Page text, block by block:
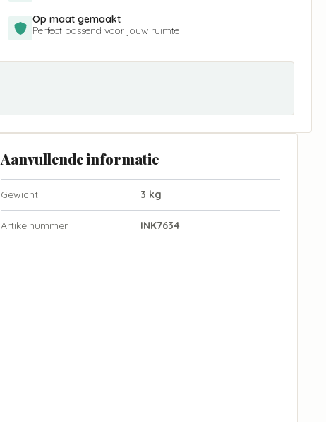
Op maat gemaakt
Perfect passend voor jouw ruimte
Aanvullende informatie
Gewicht 3 kg
Artikelnummer INK7634